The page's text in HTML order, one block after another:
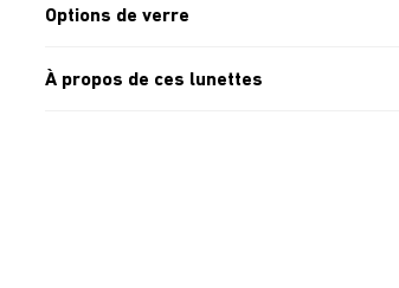
Options de verre
À propos de ces lunettes